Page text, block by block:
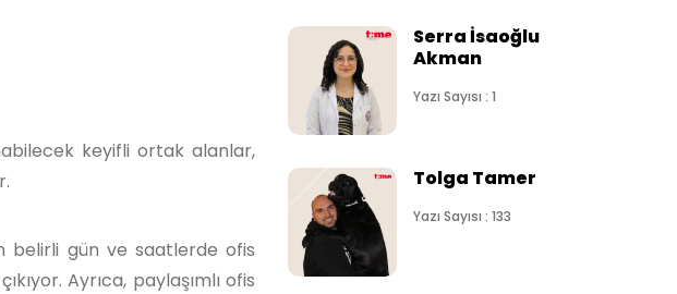
keyifli ortak alanlar,
belirli gün ve saatlerde ofis
Ayrıca, paylaşımlı ofis
Serra İsaoğlu
Akman
Yazı Sayısı : 1
Tolga Tamer
Yazı Sayısı : 133